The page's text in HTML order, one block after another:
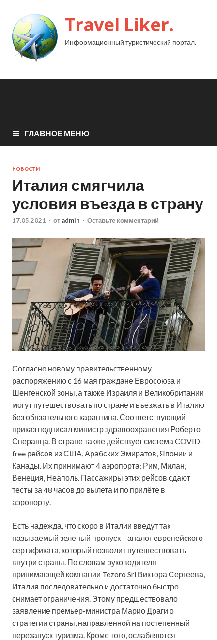
Travel Liker.
Информационный туристический портал.
ГЛАВНОЕ МЕНЮ
НОВОСТИ
Италия смягчила
условия въезда в страну
17.05.2021 - от admin - Оставьте комментарий
Согласно новому правительственному
распоряжению с 16 мая граждане Евросоюза и
Шенгенской зоны, а также Израиля и Великобритании
могут путешествовать по стране и въезжать в Италию
без обязательного карантина. Соответствующий
приказ подписал министр здравоохранения Роберто
Сперанца. В стране также действует система COVID-
free рейсов из США, Арабских Эмиратов, Японии и
Канады. Их принимают 4 аэропорта: Рим, Милан,
Венеция, Неаполь. Пассажиры этих рейсов сдают
тесты за 48 часов до вылета и по прилёте в
аэропорту.
Есть надежда, что скоро в Италии введут так
называемый зеленый пропуск – аналог европейского
сертификата, который позволит путешествовать
внутри страны. По словам руководителя
принимающей компании Tezoro Srl Виктора Сергеева,
Италия последовательно и достаточно быстро
снимает ограничения. Этому предшествовало
заявление премьер-министра Марио Драги о
стратегии страны, направленной на постепенный
перезапуск туризма. Кроме того, ослабляются